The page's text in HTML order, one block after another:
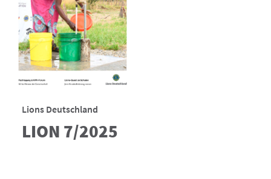
Lions Deutschland
LION 7/2025